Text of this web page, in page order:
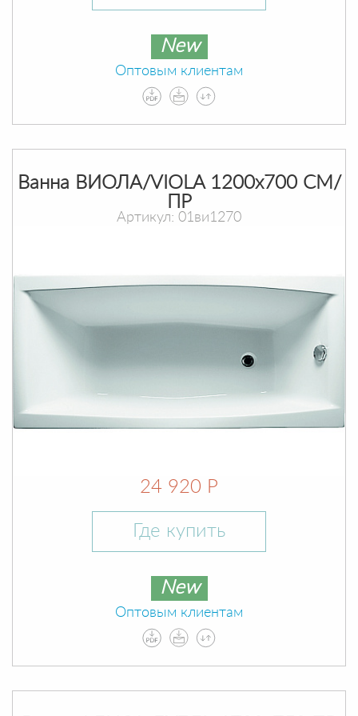
New
Оптовым клиентам
Ванна ВИОЛА/VIOLA 1200х700 СМ/
ПР
Артикул: 01ви1270
24 920 Р
Где купить
New
Оптовым клиентам